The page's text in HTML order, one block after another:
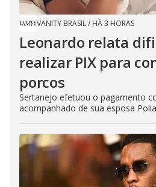
VANITY BRASIL/ HÁ 3 HORAS
Leonardo relata
realizar PIX para
porcos
Sertanejo efetuou o pagamento
acompanhado de sua esposa